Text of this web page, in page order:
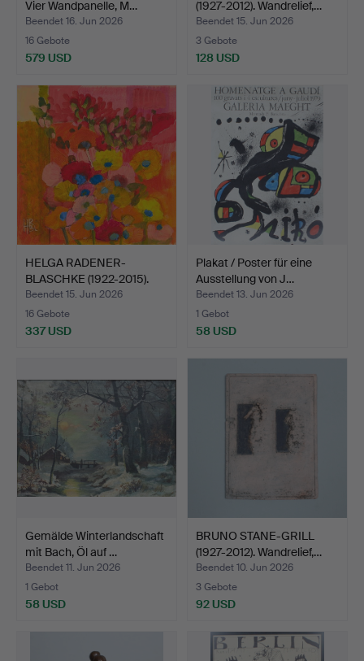
Vier Wandpanelle, M…
Beendet 16. Jun 2026
16 Gebote
579 USD
(1927-2012). Wandrelief,…
Beendet 15. Jun 2026
3 Gebote
128 USD
HELGA RADENER-
BLASCHKE (1922-2015).
Mischt…
Beendet 15. Jun 2026
16 Gebote
337 USD
Plakat / Poster für eine
Ausstellung von J…
Beendet 13. Jun 2026
1 Gebot
58 USD
Gemälde Winterlandschaft
mit Bach, Öl auf …
Beendet 11. Jun 2026
1 Gebot
58 USD
BRUNO STANE-GRILL
(1927-2012). Wandrelief,…
Beendet 10. Jun 2026
3 Gebote
92 USD